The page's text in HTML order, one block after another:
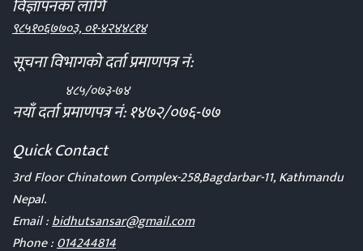
विज्ञापनका लागि
९८५१०६७७०३, ०१-४२४४८१४
सूचना विभागको दर्ता प्रमाणपत्र नं:
४८५/०७३-७४
नयाँ दर्ता प्रमाणपत्र नं: १४७२/०७६-७७
Quick Contact
3rd Floor Chinatown Complex-258,Bagdarbar-11, Kathmandu
Nepal.
Email :bidhutsansar@gmail.com
Phone :014244814